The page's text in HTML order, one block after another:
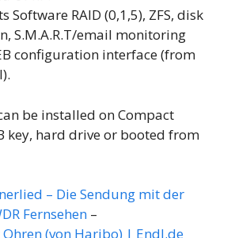
Software RAID (0,1,5), ZFS, disk
S.M.A.R.T/email monitoring
configuration interface (from
be installed on Compact
key, hard drive or booted from
– Die Sendung mit der
Fernsehen –
(von Haribo) | Endl.de